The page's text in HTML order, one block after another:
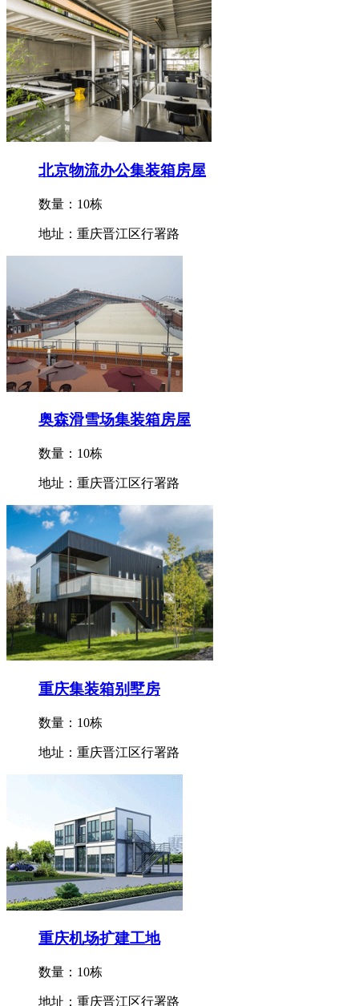
北京物流办公集装箱房屋
数量：10栋
地址：重庆晋江区行署路
奥森滑雪场集装箱房屋
数量：10栋
地址：重庆晋江区行署路
重庆集装箱别墅房
数量：10栋
地址：重庆晋江区行署路
重庆机场扩建工地
数量：10栋
地址：重庆晋江区行署路